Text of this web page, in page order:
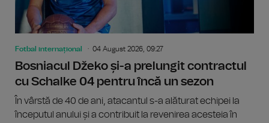
Fotbal internațional 04 August 2026, 09:27
Bosniacul Džeko și-a prelungit contractul
cu Schalke 04 pentru încă un sezon
În vârstă de 40 de ani, atacantul s-a alăturat echipei la
începutul anului și a contribuit la revenirea acesteia în